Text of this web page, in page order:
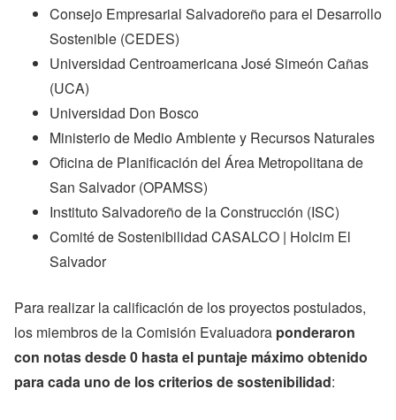
Consejo Empresarial Salvadoreño para el Desarrollo
Sostenible (CEDES)
Universidad Centroamericana José Simeón Cañas
(UCA)
Universidad Don Bosco
Ministerio de Medio Ambiente y Recursos Naturales
Oficina de Planificación del Área Metropolitana de
San Salvador (OPAMSS)
Instituto Salvadoreño de la Construcción (ISC)
Comité de Sostenibilidad CASALCO | Holcim El
Salvador
Para realizar la calificación de los proyectos postulados,
los miembros de la Comisión Evaluadora ponderaron
con notas desde 0 hasta el puntaje máximo obtenido
para cada uno de los criterios de sostenibilidad: